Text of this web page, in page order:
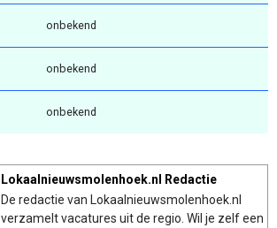
onbekend
onbekend
onbekend
Lokaalnieuwsmolenhoek.nl Redactie
De redactie van Lokaalnieuwsmolenhoek.nl
verzamelt vacatures uit de regio. Wil je zelf een